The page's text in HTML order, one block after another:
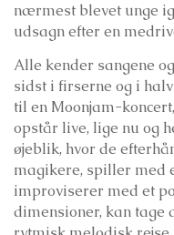
nærmest blevet unge
udsagn efter en
Alle kender sangene
sidst i firserne og i
til en Moonjam-
opstår live, lige nu og
øjeblik, hvor de
magikere, spiller med
improviserer med et
dimensioner, kan tage